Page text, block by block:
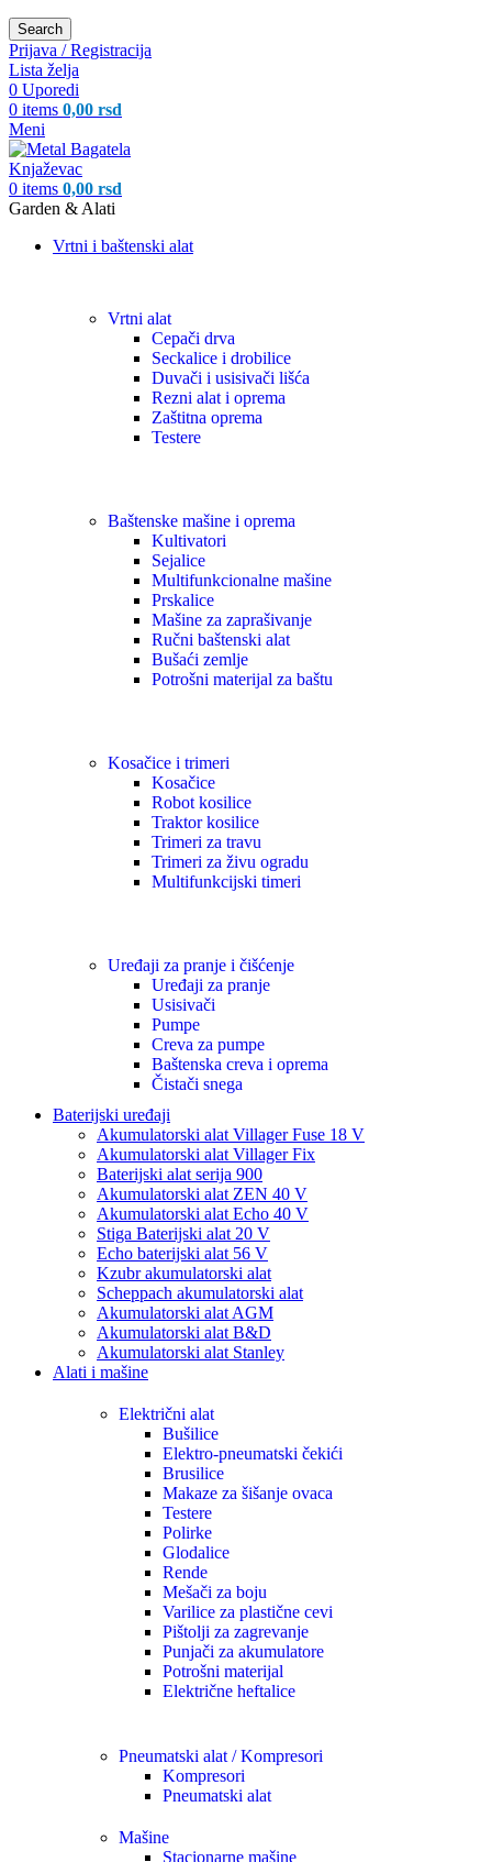
Search
Prijava / Registracija
Lista želja
0 Uporedi
0 items 0,00 rsd
Meni
0 items 0,00 rsd
Garden & Alati
Vrtni i baštenski alat
Vrtni alat
Cepači drva
Seckalice i drobilice
Duvači i usisivači lišća
Rezni alat i oprema
Zaštitna oprema
Testere
Baštenske mašine i oprema
Kultivatori
Sejalice
Multifunkcionalne mašine
Prskalice
Mašine za zaprašivanje
Ručni baštenski alat
Bušaći zemlje
Potrošni materijal za baštu
Kosačice i trimeri
Kosačice
Robot kosilice
Traktor kosilice
Trimeri za travu
Trimeri za živu ogradu
Multifunkcijski timeri
Uređaji za pranje i čišćenje
Uređaji za pranje
Usisivači
Pumpe
Creva za pumpe
Baštenska creva i oprema
Čistači snega
Baterijski uređaji
Akumulatorski alat Villager Fuse 18 V
Akumulatorski alat Villager Fix
Baterijski alat serija 900
Akumulatorski alat ZEN 40 V
Akumulatorski alat Echo 40 V
Stiga Baterijski alat 20 V
Echo baterijski alat 56 V
Kzubr akumulatorski alat
Scheppach akumulatorski alat
Akumulatorski alat AGM
Akumulatorski alat B&D
Akumulatorski alat Stanley
Alati i mašine
Električni alat
Bušilice
Elektro-pneumatski čekići
Brusilice
Makaze za šišanje ovaca
Testere
Polirke
Glodalice
Rende
Mešači za boju
Varilice za plastične cevi
Pištolji za zagrevanje
Punjači za akumulatore
Potrošni materijal
Električne heftalice
Pneumatski alat / Kompresori
Kompresori
Pneumatski alat
Mašine
Stacionarne mašine